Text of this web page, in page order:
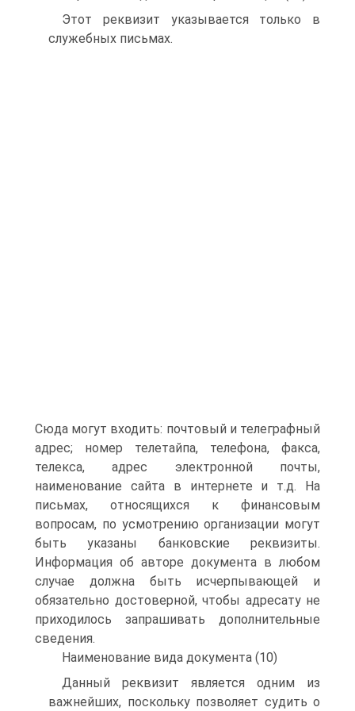
Этот реквизит указывается только в
служебных письмах.
Сюда могут входить: почтовый и телеграфный
адрес; номер телетайпа, телефона, факса,
телекса, адрес электронной почты,
наименование сайта в интернете и т.д. На
письмах, относящихся к финансовым
вопросам, по усмотрению организации могут
быть указаны банковские реквизиты.
Информация об авторе документа в любом
случае должна быть исчерпывающей и
обязательно достоверной, чтобы адресату не
приходилось запрашивать дополнительные
сведения.
Наименование вида документа (10)
Данный реквизит является одним из
важнейших, поскольку позволяет судить о